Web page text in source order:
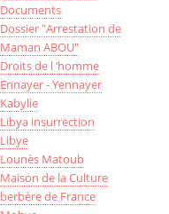
Documents
Dossier "Arrestation de
Maman ABOU"
Droits de l ’homme
Ennayer - Yennayer
Kabylie
Libya insurrection
Libye
Lounès Matoub
Maison de la Culture
berbère de France